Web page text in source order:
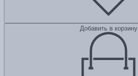
Добавить в корзину